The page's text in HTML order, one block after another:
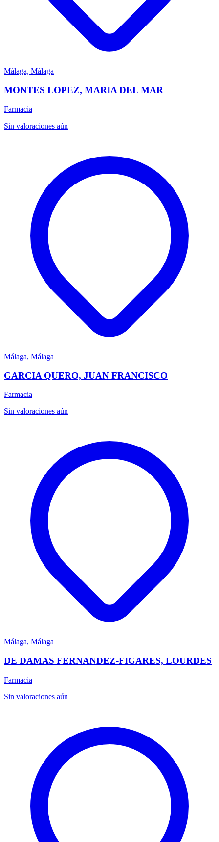
Málaga, Málaga
MONTES LOPEZ, MARIA DEL MAR
Farmacia
Sin valoraciones aún
Málaga, Málaga
GARCIA QUERO, JUAN FRANCISCO
Farmacia
Sin valoraciones aún
Málaga, Málaga
DE DAMAS FERNANDEZ-FIGARES, LOURDES
Farmacia
Sin valoraciones aún